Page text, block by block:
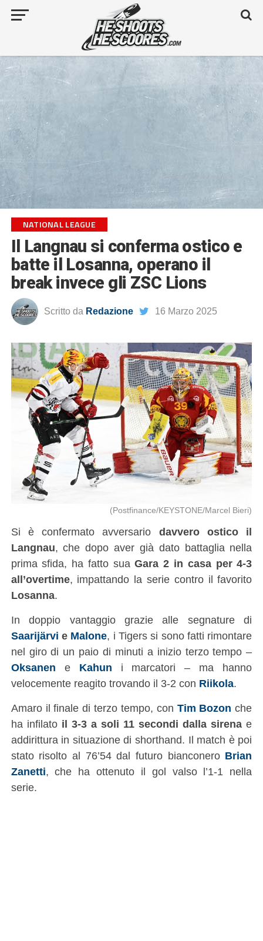
NATIONAL LEAGUE
Il Langnau si conferma ostico e
batte il Losanna, operano il
break invece gli ZSC Lions
Scritto da Redazione 16 Marzo 2025
(Postfinance/KEYSTONE/Marcel Bieri)
Si è confermato avversario davvero ostico il
Langnau, che dopo aver già dato battaglia nella
prima sfida, ha fatto suaGara 2 in casa per 4-3
all’overtime, impattando la serie contro il favorito
Losanna.
In doppio vantaggio grazie alle segnature di
Saarijärvi e Malone, i Tigers si sono fatti rimontare
nel giro di un paio di minuti a inizio terzo tempo –
Oksanen e Kahun i marcatori – ma hanno
velocemente reagito trovando il 3-2 con Riikola.
Amaro il finale di terzo tempo, con Tim Bozon che
ha infilato il 3-3 a soli 11 secondi dalla sirena e
addirittura in situazione di shorthand. Il match è poi
stato risolto al 76’54 dal futuro bianconero Brian
Zanetti, che ha ottenuto il gol valso l’1-1 nella
serie.